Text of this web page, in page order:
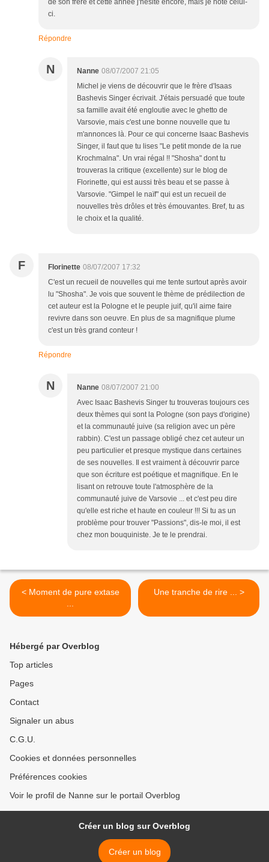
de son frère et cette année j'hésite encore, mais je note celui-
ci.
Répondre
N Nanne 08/07/2007 21:05
Michel je viens de découvrir que le frère d'Isaas
Bashevis Singer écrivait. J'étais persuadé que toute
sa famille avait été engloutie avec le ghetto de
Varsovie, mais c'est une bonne nouvelle que tu
m'annonces là. Pour ce qui concerne Isaac Bashevis
Singer, il faut que tu lises "Le petit monde de la rue
Krochmalna". Un vrai régal !! "Shosha" dont tu
trouveras la critique (excellente) sur le blog de
Florinette, qui est aussi très beau et se passe à
Varsovie. "Gimpel le naïf" qui est un recueil de
nouvelles très drôles et très émouvantes. Bref, tu as
le choix et la qualité.
F Florinette 08/07/2007 17:32
C'est un recueil de nouvelles qui me tente surtout après avoir
lu "Shosha". Je vois que souvent le thème de prédilection de
cet auteur est la Pologne et le peuple juif, qu'il aime faire
revivre dans son oeuvre. En plus de sa magnifique plume
c'est un très grand conteur !
Répondre
N Nanne 08/07/2007 21:00
Avec Isaac Bashevis Singer tu trouveras toujours ces
deux thèmes qui sont la Pologne (son pays d'origine)
et la communauté juive (sa religion avec un père
rabbin). C'est un passage obligé chez cet auteur un
peu particulier et presque mystique dans certaines
de ses nouvelles. Il est vraiment à découvrir parce
que son écriture est poétique et magnifique. En le
lisant on retrouve toute l'atmosphère de la
communauté juive de Varsovie ... et c'est peu dire
qu'elle est riche et haute en couleur !!! Si tu as un
problème pour trouver "Passions", dis-le moi, il est
chez mon bouquiniste. Je te le prendrai.
< Moment de pure extase
Une tranche de rire ... >
Hébergé par Overblog
Top articles
Pages
Contact
Signaler un abus
C.G.U.
Cookies et données personnelles
Préférences cookies
Voir le profil de Nanne sur le portail Overblog
Créer un blog sur Overblog
Créer un blog